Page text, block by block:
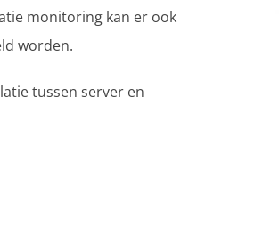
monitoring kan er ook
worden.
tussen server en